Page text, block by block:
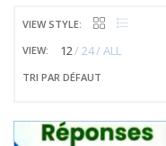
VIEW STYLE:
VIEW:
12 24 ALL
TRI PAR DÉFAUT